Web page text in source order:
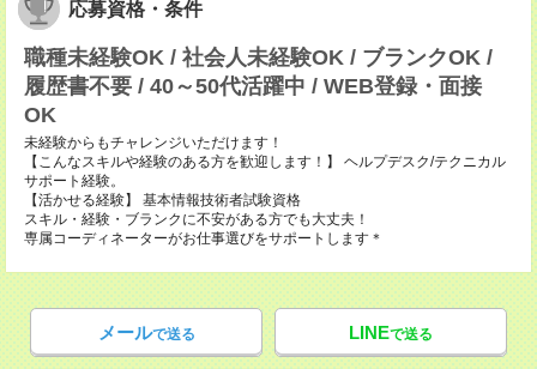
応募資格・条件
職種未経験OK / 社会人未経験OK / ブランクOK /
履歴書不要 / 40～50代活躍中 / WEB登録・面接
OK
未経験からもチャレンジいただけます！
【こんなスキルや経験のある方を歓迎します！】 ヘルプデスク/テクニカル
サポート経験。
【活かせる経験】 基本情報技術者試験資格
スキル・経験・ブランクに不安がある方でも大丈夫！
専属コーディネーターがお仕事選びをサポートします＊
メールで送る LINEで送る